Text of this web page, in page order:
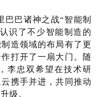
巴诸神之战“智能制
识了不少智能制造的
造领域的布局有了更
打开了一扇大门。随
李忠双希望在技术研
携手并进，共同推动
级。